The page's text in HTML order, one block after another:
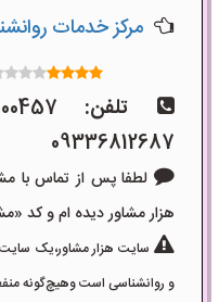
مرکز خدمات
تلفن:
09336812687
لطفا پس از تماس با
هزار مشاور دیده ام و کد «مشاور-132288» را
سایت هزار مشاور،یک
و روانشناسی است وهیچ‌گونه